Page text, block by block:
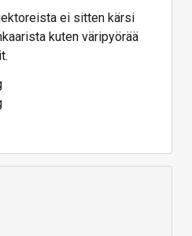
ei sitten kärsi
kuten väripyörää